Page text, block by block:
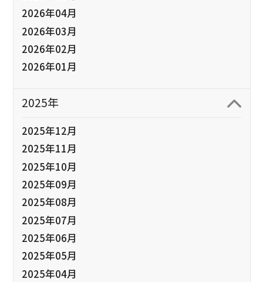
2026年04月
2026年03月
2026年02月
2026年01月
2025年
2025年12月
2025年11月
2025年10月
2025年09月
2025年08月
2025年07月
2025年06月
2025年05月
2025年04月